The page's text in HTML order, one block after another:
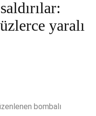
yaralı
bombalı